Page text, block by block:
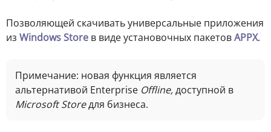
Позволяющей скачивать универсальные приложения
из Windows Store в виде установочных пакетовAPPX.
Примечание: новая функция является
альтернативой Enterprise Offline,доступной в
Microsoft Storeдля бизнеса.